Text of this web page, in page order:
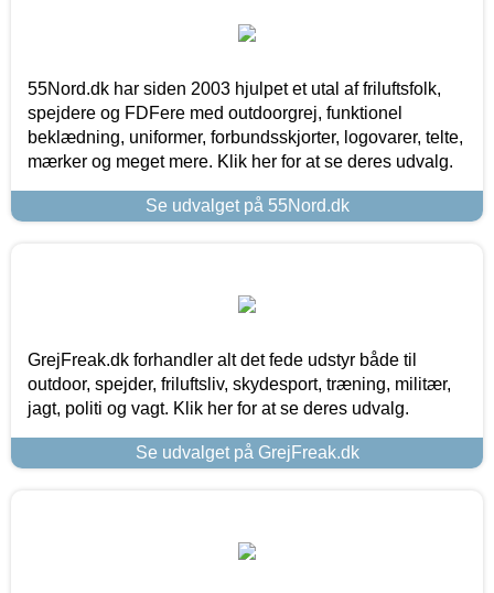
55Nord.dk har siden 2003 hjulpet et utal af friluftsfolk,
spejdere og FDFere med outdoorgrej, funktionel
beklædning, uniformer, forbundsskjorter, logovarer, telte,
mærker og meget mere. Klik her for at se deres udvalg.
Se udvalget på 55Nord.dk
GrejFreak.dk forhandler alt det fede udstyr både til
outdoor, spejder, friluftsliv, skydesport, træning, militær,
jagt, politi og vagt. Klik her for at se deres udvalg.
Se udvalget på GrejFreak.dk